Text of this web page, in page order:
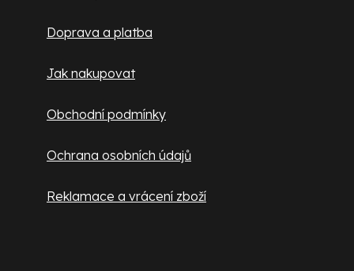
Doprava a platba
Jak nakupovat
Obchodní podmínky
Ochrana osobních údajů
Reklamace a vrácení zboží